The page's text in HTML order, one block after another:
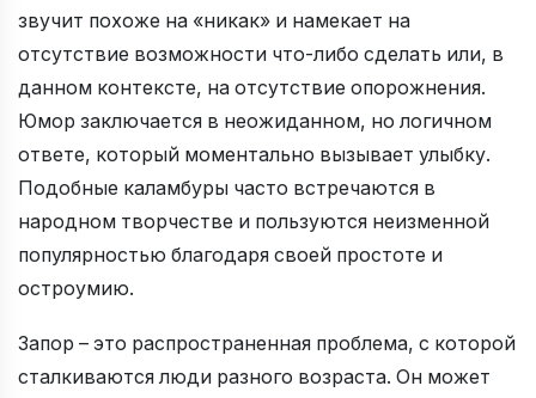
звучит похоже на «никак» и намекает на
отсутствие возможности что-либо сделать или, в
данном контексте, на отсутствие опорожнения.
Юмор заключается в неожиданном, но логичном
ответе, который моментально вызывает улыбку.
Подобные каламбуры часто встречаются в
народном творчестве и пользуются неизменной
популярностью благодаря своей простоте и
остроумию.
Запор – это распространенная проблема, с которой
сталкиваются люди разного возраста. Он может